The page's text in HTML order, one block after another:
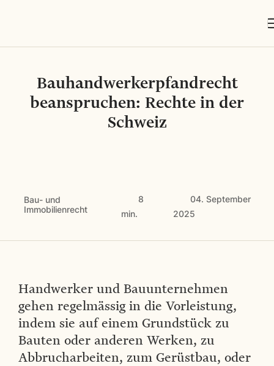
Bauhandwerkerpfandrecht
beanspruchen: Rechte in der
Schweiz
Bau- und
Immobilienrecht
8
min.
04. September
2025
Handwerker und Bauunternehmen
gehen regelmässig in die Vorleistung,
indem sie auf einem Grundstück zu
Bauten oder anderen Werken, zu
Abbrucharbeiten, zum Gerüstbau, oder